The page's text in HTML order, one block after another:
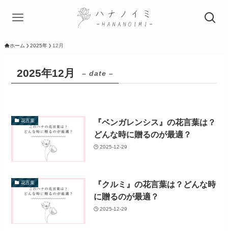
ホーム 2025年 12月
2025年12月 – date –
花言葉
『ベンガレンシス』の花言葉は？
どんな時に贈るのが最適？
2025-12-29
花言葉
『クルミ』の花言葉は？どんな時
に贈るのが最適？
2025-12-29